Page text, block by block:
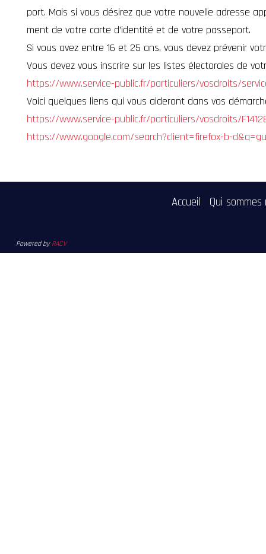
port. Mais si vous désirez que votre nouvelle adresse
ment de votre carte d’identité et de votre passeport.
Si vous avez entre 16 et 25 ans, vous devez prévenir
Vous devez vous inscrire sur les listes électorales de
https://www.service-public.fr/particuliers/vosdroits/
Voici quelques liens qui vous aideront dans vos
https://www.service-public.fr/particuliers/vosdroits/
https://www.google.com/search?client=firefox-b-
Accueil Qui sommes
Powered byRACV